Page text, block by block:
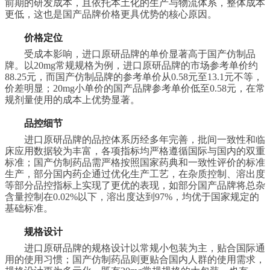
前期的研发成本，且依托本土化的生产与物流体系，整体成本
更低，这也是国产品牌价格更具优势的核心原因。
价格定位
受成本影响，进口原研品牌的单价显著高于国产仿制品
牌。以20mg常规规格为例，进口原研品牌的市场参考单价约
88.25元，而国产仿制品牌的参考单价从0.58元至13.1元不等，
价差明显；20mg小单价的国产品牌参考单价低至0.58元，在常
规剂量使用的成本上优势显著。
品控细节
进口原研品牌的品控体系历经多年完善，批间一致性和临
床应用数据较为丰富，各项指标均严格遵循国际与国内的双重
标准；国产仿制药品需严格按照国家药典和一致性评价的标准
生产，部分国内药企通过优化生产工艺，在杂质控制、溶出度
等部分品控指标上实现了更优的表现，如部分国产品牌将总杂
含量控制在0.02%以下，溶出度达到97%，均优于国家规定的
基础标准。
规格设计
进口原研品牌的规格设计以常规小包装为主，贴合国际通
用的使用习惯；国产仿制药品则更贴合国内人群的使用需求，